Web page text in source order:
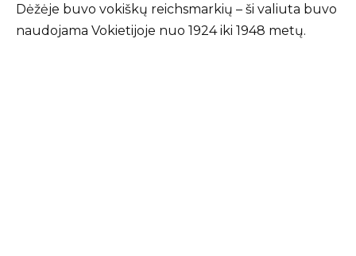
Dėžėje buvo vokiškų reichsmarkių – ši valiuta buvo
naudojama Vokietijoje nuo 1924 iki 1948 metų.